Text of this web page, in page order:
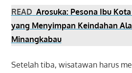
READ Arosuka: Pesona Ibu
yang Menyimpan Keindahan
Minangkabau
Setelah tiba, wisatawan harus